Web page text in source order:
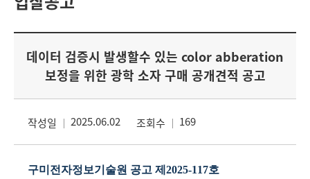
데이터 검증시 발생할수 있는 color abberation
보정을 위한 광학 소자 구매 공개견적 공고
작성일 2025.06.02 조회수 169
구미전자정보기술원 공고 제 2025-117호